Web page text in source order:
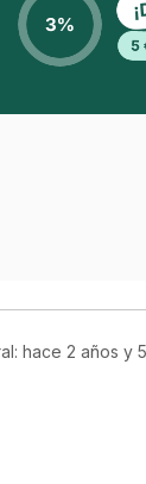
hace 2 años y